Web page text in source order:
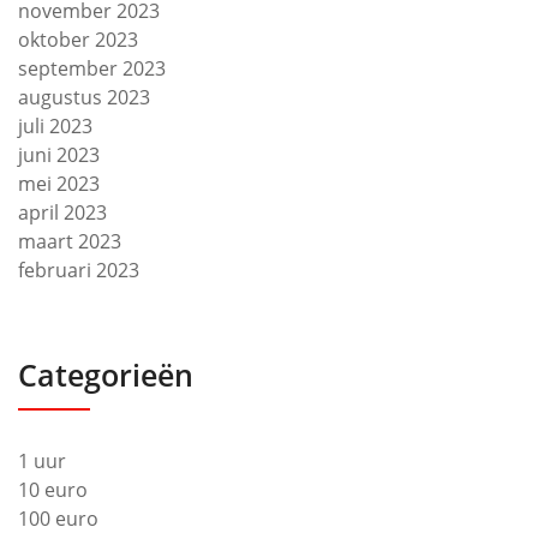
november 2023
oktober 2023
september 2023
augustus 2023
juli 2023
juni 2023
mei 2023
april 2023
maart 2023
februari 2023
Categorieën
1 uur
10 euro
100 euro